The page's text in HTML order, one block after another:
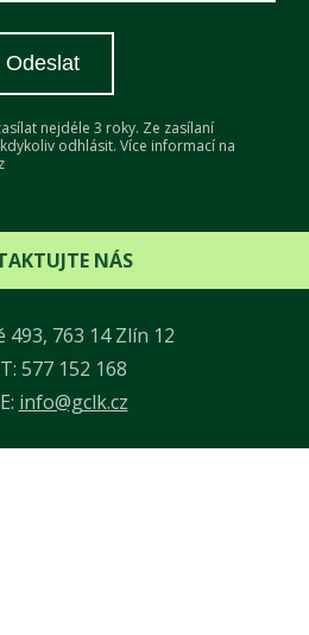
Odeslat
nejdéle 3 roky. Ze zasílaní
odhlásit. Více informací na
NÁS
493, 763 14 Zlín 12
T: 577 152 168
E: info@gclk.cz